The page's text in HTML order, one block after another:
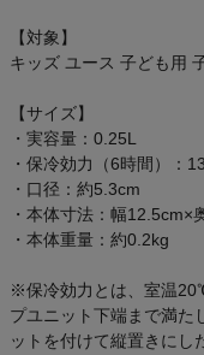
クーポン一覧
商品レビュー
プロテイン・サプリメン
アウトレットセール
スタッフコーディネート
【対象】
キッズ ユース 子ども用
【サイズ】
・実容量：0.25L
・保冷効力（6時間）：
・口径：約5.3cm
・本体寸法：幅12.5cm×
・本体重量：約0.2kg
※保冷効力とは、室温
プユニット下端まで満
ットを付けて縦置きにし